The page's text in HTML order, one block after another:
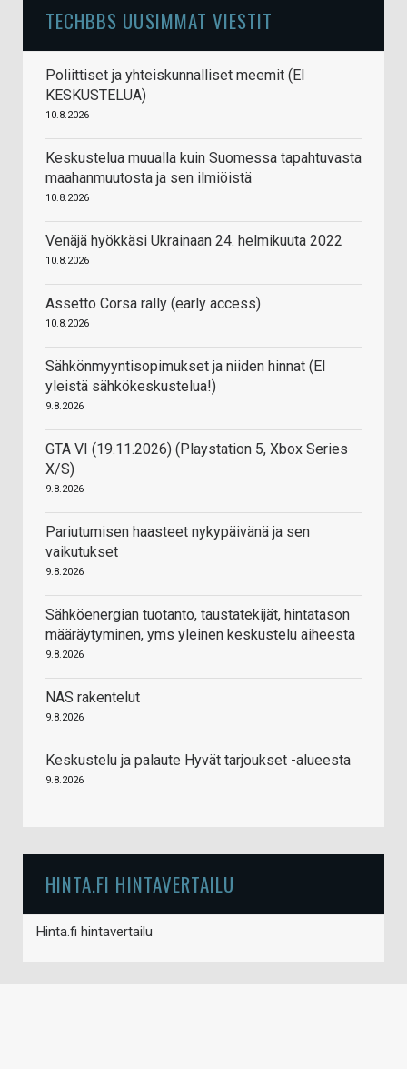
TECHBBS UUSIMMAT VIESTIT
Poliittiset ja yhteiskunnalliset meemit (EI
KESKUSTELUA)
10.8.2026
Keskustelua muualla kuin Suomessa tapahtuvasta
maahanmuutosta ja sen ilmiöistä
10.8.2026
Venäjä hyökkäsi Ukrainaan 24. helmikuuta 2022
10.8.2026
Assetto Corsa rally (early access)
10.8.2026
Sähkönmyyntisopimukset ja niiden hinnat (EI
yleistä sähkökeskustelua!)
9.8.2026
GTA VI (19.11.2026) (Playstation 5, Xbox Series
X/S)
9.8.2026
Pariutumisen haasteet nykypäivänä ja sen
vaikutukset
9.8.2026
Sähköenergian tuotanto, taustatekijät, hintatason
määräytyminen, yms yleinen keskustelu aiheesta
9.8.2026
NAS rakentelut
9.8.2026
Keskustelu ja palaute Hyvät tarjoukset -alueesta
9.8.2026
HINTA.FI HINTAVERTAILU
Hinta.fi hintavertailu